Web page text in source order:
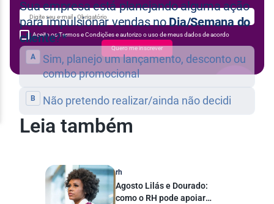
Aceito os Termos e Condições e autorizo o uso de meus dados de acordo
Quero me inscrever
Leia também
rh
Agosto Lilás e Dourado:
como o RH pode apoiar